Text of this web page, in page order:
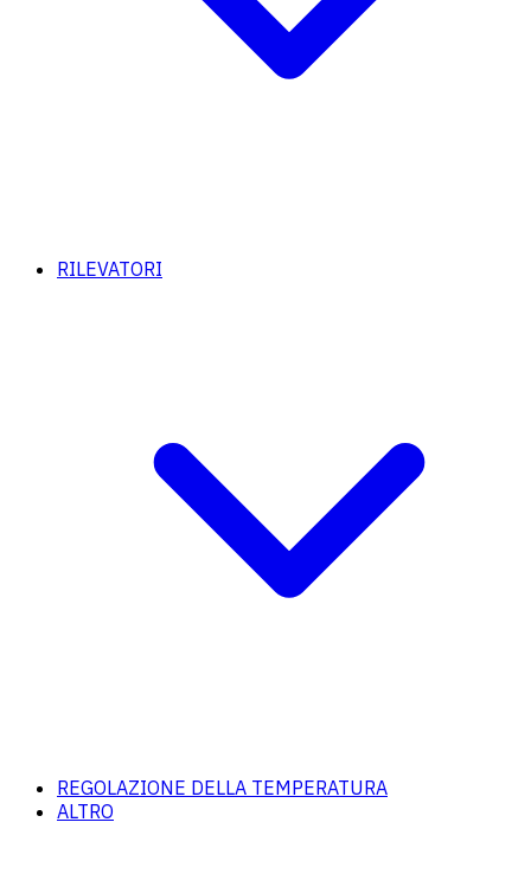
RILEVATORI
REGOLAZIONE DELLA TEMPERATURA
ALTRO